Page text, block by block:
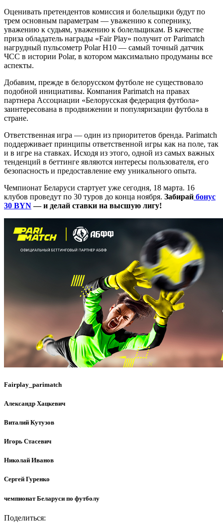
Оценивать претендентов комиссия и болельщики будут по
трем основным параметрам — уважению к сопернику,
уважению к судьям, уважению к болельщикам. В качестве
приза обладатель награды «Fair Play» получит от Parimatch
нагрудный пульсометр Polar H10 — cамый точный датчик
ЧСС в истории Polar, в котором максимально продуманы все
аспекты.
Добавим, прежде в белорусском футболе не существовало
подобной инициативы. Компания Parimatch на правах
партнера Ассоциации «Белорусская федерация футбола»
заинтересована в продвижении и популяризации футбола в
стране.
Ответственная игра — один из приоритетов бренда. Parimatch
поддерживает принципы ответственной игры как на поле, так
и в игре на ставках. Исходя из этого, одной из самых важных
тенденций в беттинге являются интересы пользователя, его
безопасность и предоставление ему уникального опыта.
Чемпионат Беларуси стартует уже сегодня, 18 марта. 16
клубов проведут по 30 туров до конца ноября. Забирай бонус
30 BYN— и делай ставки на высшую лигу!
Fairplay_parimatch
Александр Хацкевич
Виталий Кутузов
Игорь Стасевич
Николай Иванов
Сергей Гуренко
чемпионат Беларуси по футболу
Поделиться: